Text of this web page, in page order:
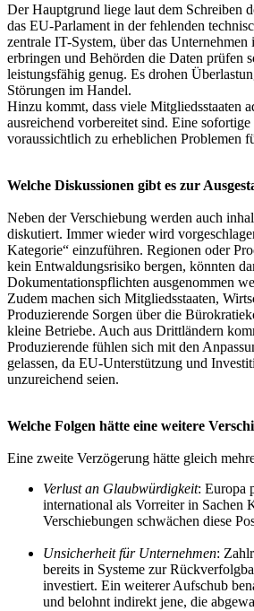
Der Hauptgrund liege laut dem Schreiben
das EU-Parlament in der fehlenden
zentrale IT-System, über das Unternehmen
erbringen und Behörden die Daten prüfen
leistungsfähig genug. Es drohen
Störungen im Handel.
Hinzu kommt, dass viele Mitgliedsstaaten
ausreichend vorbereitet sind. Eine
voraussichtlich zu erheblichen Problemen
Welche Diskussionen gibt es zur
Neben der Verschiebung werden auch
diskutiert. Immer wieder wird
Kategorie“ einzuführen. Regionen oder
kein Entwaldungsrisiko bergen, könnten
Dokumentationspflichten ausgenommen
Zudem machen sich Mitgliedsstaaten,
Produzierende Sorgen über die
kleine Betriebe. Auch aus Drittländern
Produzierende fühlen sich mit den
gelassen, da EU-Unterstützung und
unzureichend seien.
Welche Folgen hätte eine weitere
Eine zweite Verzögerung hätte gleich
Verlust an Glaubwürdigkeit: Europa
international als Vorreiter in Sachen
Verschiebungen schwächen diese
Unsicherheit für Unternehmen:
bereits in Systeme zur
investiert. Ein weiterer Aufschub
und belohnt indirekt jene, die